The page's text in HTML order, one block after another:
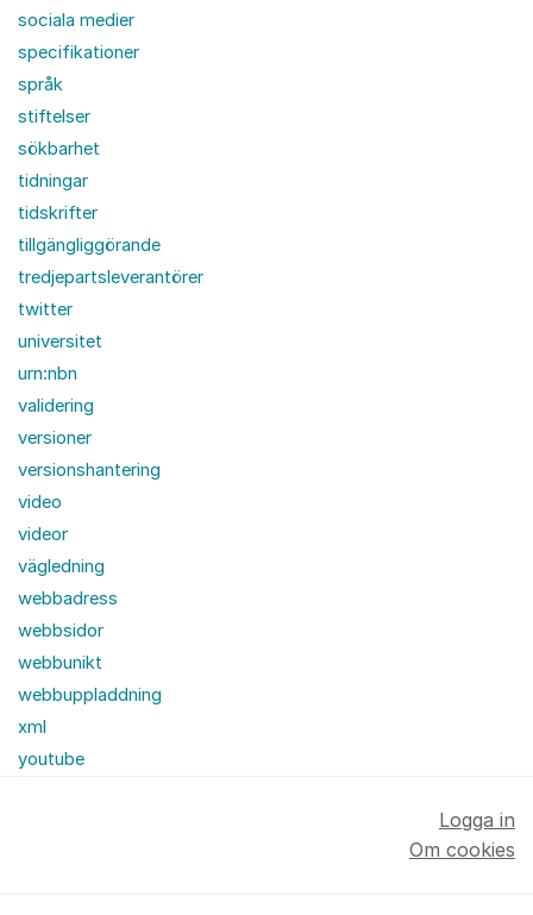
sociala medier
specifikationer
språk
stiftelser
sökbarhet
tidningar
tidskrifter
tillgängliggörande
tredjepartsleverantörer
twitter
universitet
urn:nbn
validering
versioner
versionshantering
video
videor
vägledning
webbadress
webbsidor
webbunikt
webbuppladdning
xml
youtube
Logga in
Om cookies